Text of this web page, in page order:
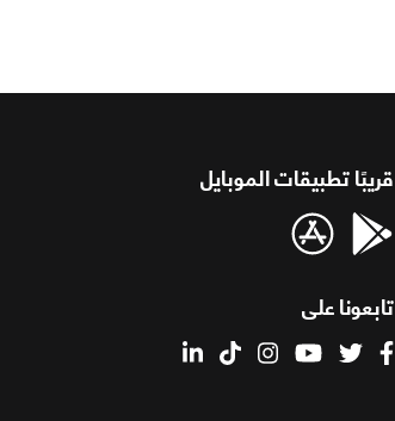
قريبًا تطبيقات الموبايل
تابعونا على